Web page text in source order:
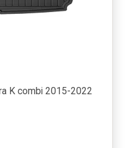
K combi 2015-2022